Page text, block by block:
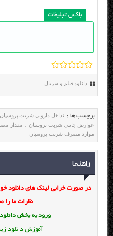
باکس تبلیغات
دانلود فیلم و سریال
برچسب ها : تداخل دارویی شربت پروسپان
عوارض جانبی شربت پروسپان , مقدار
موارد مصرف شربت پروسپان
راهنما
در صورت خرابی لینک های دانلود
نظرات ما را
ورود به بخش
آموزش دانلود